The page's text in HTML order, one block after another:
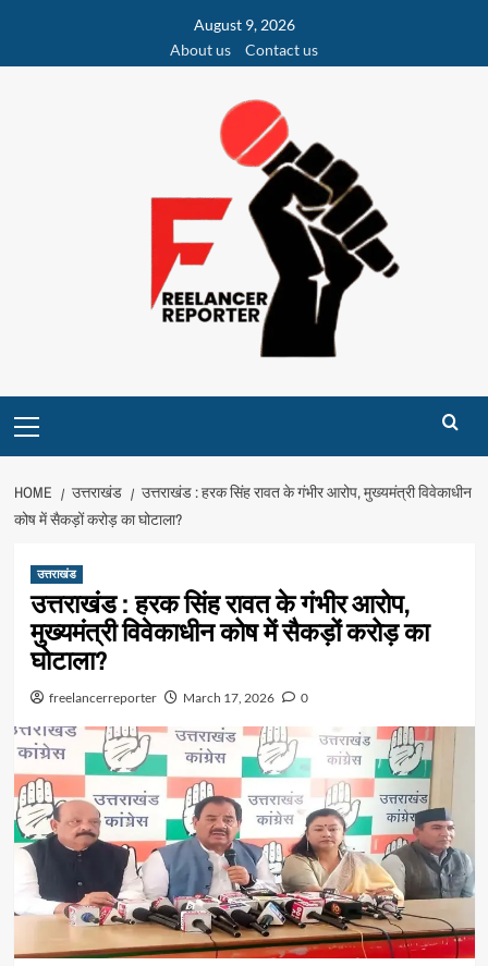
content
August 9, 2026
About us
Contact us
Menu
HOME उत्तराखंड
उत्तराखंड : हरक सिंह रावत के गंभीर आरोप, मुख्यमंत्री विवेकाधीन
कोष में सैकड़ों करोड़ का घोटाला?
उत्तराखंड
उत्तराखंड : हरक सिंह रावत के गंभीर आरोप,
मुख्यमंत्री विवेकाधीन कोष में सैकड़ों करोड़ का
घोटाला?
freelancerreporter March 17, 2026 0